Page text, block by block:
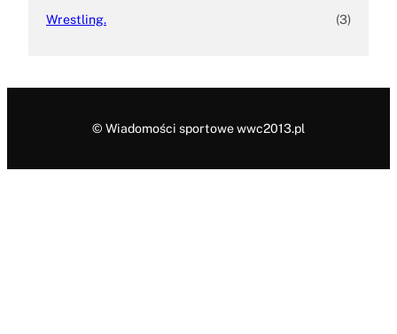
Wrestling. (3)
© Wiadomości sportowe wwc2013.pl